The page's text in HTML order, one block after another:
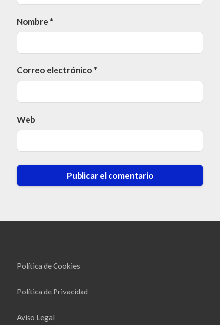
Nombre *
Correo electrónico *
Web
Política de Cookies
Política de Privacidad
Aviso Legal